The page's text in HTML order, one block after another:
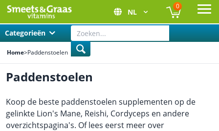
NL
0
Categorieën
Home>Paddenstoelen
Paddenstoelen
Koop de beste paddenstoelen supplementen op de
gelinkte Lion's Mane, Reishi, Cordyceps en andere
overzichtspagina's. Of lees eerst meer over